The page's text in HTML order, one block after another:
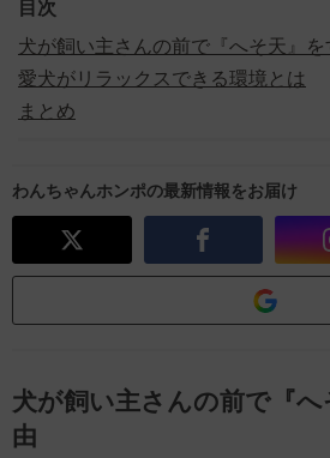
目次
犬が飼い主さんの前で『へそ天』を
愛犬がリラックスできる環境とは
まとめ
わんちゃんホンポの最新情報をお届け
犬が飼い主さんの前で『
由